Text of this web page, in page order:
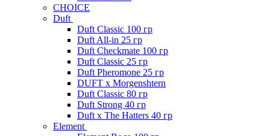
CHOICE
Duft
Duft Classic 100 гр
Duft All-in 25 гр
Duft Checkmate 100 гр
Duft Classic 25 гр
Duft Pheromone 25 гр
DUFT x Morgenshtern
Duft Classic 80 гр
Duft Strong 40 гр
Duft x The Hatters 40 гр
Element